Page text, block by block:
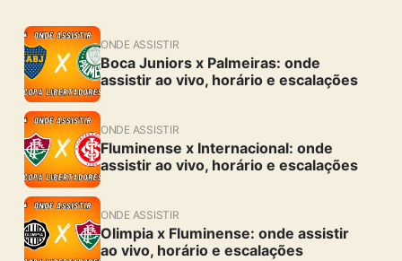
ONDE ASSISTIR
Boca Juniors x Palmeiras: onde
assistir ao vivo, horário e escalações
ONDE ASSISTIR
Fluminense x Internacional: onde
assistir ao vivo, horário e escalações
ONDE ASSISTIR
Olimpia x Fluminense: onde assistir
ao vivo, horário e escalações